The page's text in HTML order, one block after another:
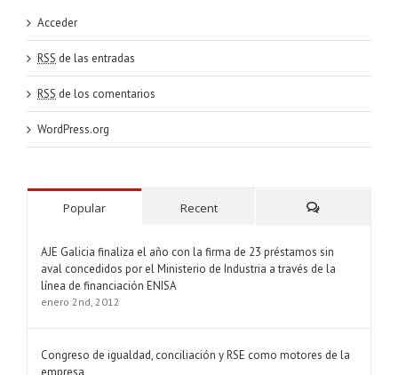
Acceder
RSS de las entradas
RSS de los comentarios
WordPress.org
Popular Recent
AJE Galicia finaliza el año con la firma de 23 préstamos sin
aval concedidos por el Ministerio de Industria a través de la
línea de financiación ENISA
enero 2nd, 2012
Congreso de igualdad, conciliación y RSE como motores de la
empresa